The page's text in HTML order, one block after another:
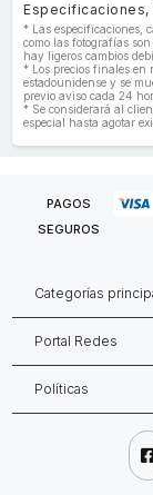
Especificaciones,
* Las especificaciones,
como las fotografías
hay ligeros cambios
* Los precios finales en
estadounidense y se
previo aviso cada 24
* Se considerará al
especial hasta agotar
PAGOS
SEGUROS
Categorías
Portal Redes
Políticas
